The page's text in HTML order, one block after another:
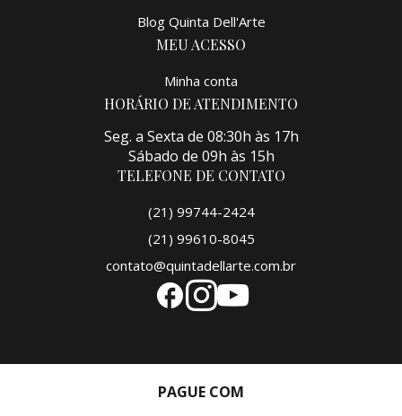
Blog Quinta Dell'Arte
MEU ACESSO
Minha conta
HORÁRIO DE ATENDIMENTO
Seg. a Sexta de 08:30h às 17h
Sábado de 09h às 15h
TELEFONE DE CONTATO
(21) 99744-2424
(21) 99610-8045
contato@quintadellarte.com.br
PAGUE COM